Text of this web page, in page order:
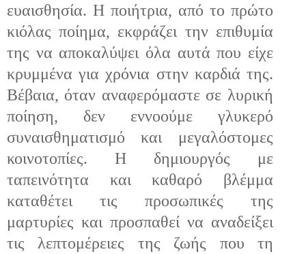
ευαισθησία. Η ποιήτρια, από το πρώτο
κιόλας ποίημα, εκφράζει την επιθυμία
της να αποκαλύψει όλα αυτά που είχε
κρυμμένα για χρόνια στην καρδιά της.
Βέβαια, όταν αναφερόμαστε σε λυρική
ποίηση, δεν εννοούμε γλυκερό
συναισθηματισμό και μεγαλόστομες
κοινοτοπίες. Η δημιουργός με
ταπεινότητα και καθαρό βλέμμα
καταθέτει τις προσωπικές της
μαρτυρίες και προσπαθεί να αναδείξει
τις λεπτομέρειες της ζωής που τη